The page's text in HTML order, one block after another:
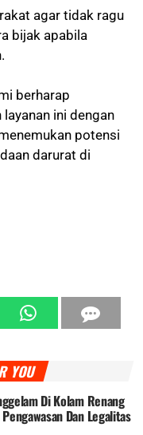
agar tidak ragu
bijak apabila
berharap
ini dengan
potensi
darurat di
YOU
Di Kolam Renang
Dan Legalitas